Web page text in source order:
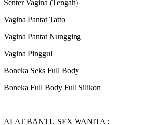
Senter Vagina (Tengah)
Vagina Pantat Tatto
Vagina Pantat Nungging
Vagina Pinggul
Boneka Seks Full Body
Boneka Full Body Full Silikon
ALAT BANTU SEX WANITA :